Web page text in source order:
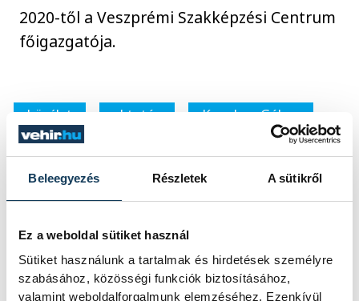
Beleegyezés Részletek A sütikről
Ez a weboldal sütiket használ
Sütiket használunk a tartalmak és hirdetések személyre
szabásához, közösségi funkciók biztosításához,
valamint weboldalforgalmunk elemzéséhez. Ezenkívül
2020-től a Veszprémi Szakképzési Centrum
főigazgatója.
közélet oktatás Kavalecz Gábor
vehir.hu